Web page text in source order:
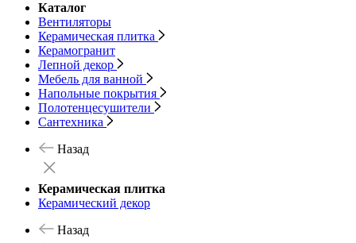
Каталог
Вентиляторы
Керамическая плитка
Керамогранит
Лепной декор
Мебель для ванной
Напольные покрытия
Полотенцесушители
Сантехника
Назад
Керамическая плитка
Керамический декор
Назад